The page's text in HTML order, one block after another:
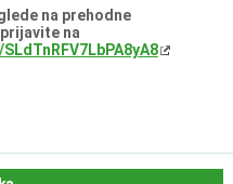
na prehodne
na